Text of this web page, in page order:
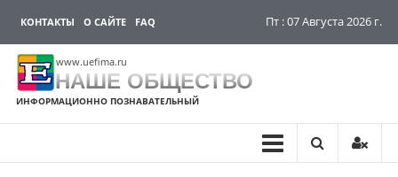
КОНТАКТЫ О САЙТЕ FAQ Пт : 07 Августа 2026 г.
www.uefima.ru
НАШЕ ОБЩЕСТВО
ИНФОРМАЦИОННО ПОЗНАВАТЕЛЬНЫЙ